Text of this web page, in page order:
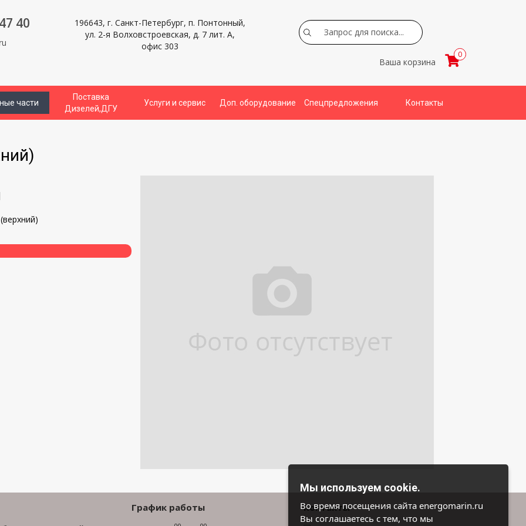
40
196643, г. Санкт-Петербург, п. Понтонный,
ул. 2-я Волховстроевская, д. 7 лит. А,
офис 303
Search
Ваша корзина
0
части
Поставка
Дизелей,ДГУ
Услуги и сервис Доп. оборудование Спецпредложения Контакты
График работы
Контакты
Мы используем cookie.
Во время посещения сайта energomarin.ru
Вы соглашаетесь с тем, что мы